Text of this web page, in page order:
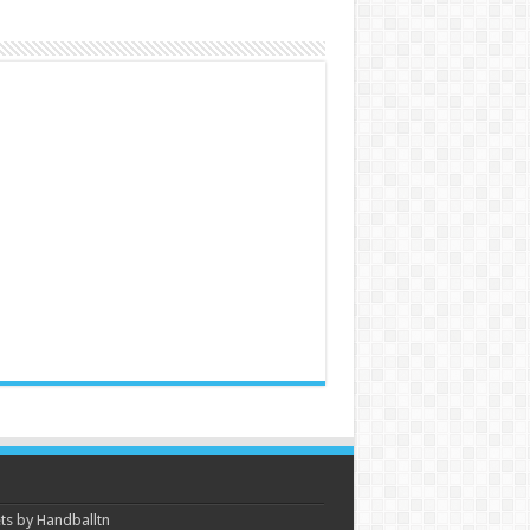
by Handballtn